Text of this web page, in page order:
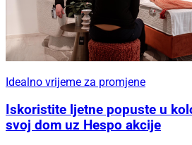
Idealno vrijeme za promjene
Iskoristite ljetne popuste u
svoj dom uz Hespo akcije